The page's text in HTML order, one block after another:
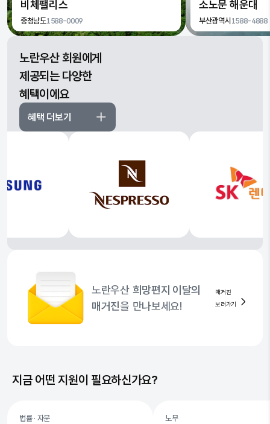
비체팰리스
충청남도1588-0009
소노문 해운대
부산광역시1588-4888
노란우산 회원에게
제공되는 다양한
혜택이에요
혜택 더보기
노란우산 희망편지 이달의
매거진을 만나보세요!
매거진
보러가기
지금 어떤 지원이 필요하신가요?
법률 · 자문 노무